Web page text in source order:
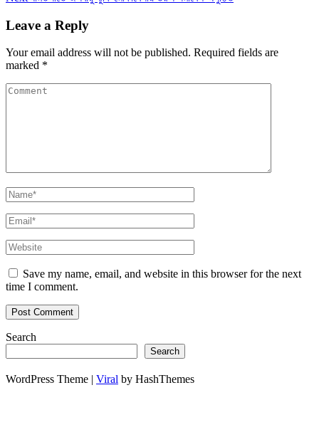
Leave a Reply
Your email address will not be published. Required fields are
marked *
Save my name, email, and website in this browser for the next
time I comment.
Search
Search
WordPress Theme | Viral by HashThemes